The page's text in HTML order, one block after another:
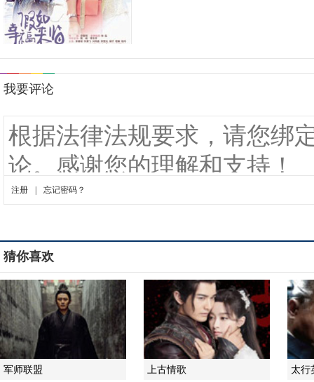
猜你喜欢
军师联盟 上古情歌 太行